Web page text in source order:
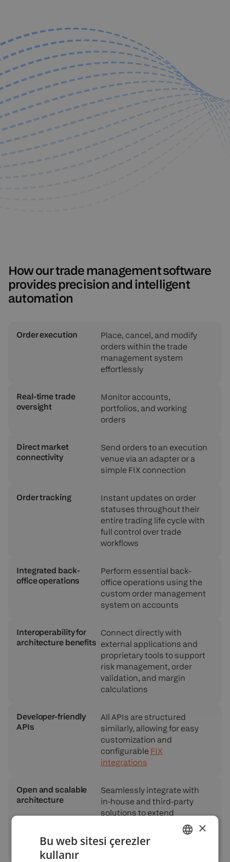
How our trade management software
provides precision and intelligent
automation
Order execution
Place, cancel, and modify
orders within the trade
management system
effortlessly
Real-time trade
oversight
Monitor accounts,
portfolios, and working
orders
Direct market
connectivity
Send orders to an execution
venue via an adapter or a
simple FIX connection
Order tracking
Instant updates on order
statuses throughout their
entire trading life cycle with
full control over trade
workflows
Integrated back-
office operations
Perform essential back-
office operations using the
custom order management
system on accounts
Interoperability for
architecture benefits
Connect directly with
external applications and
proprietary tools to support
risk management, order
validation, and margin
calculations
Developer-friendly
APIs
All APIs are structured
similarly, allowing for easy
customization and
configurable FIX
integrations
Open and scalable
architecture
Seamlessly integrate with
in-house and third-party
solutions to extend
trading, compliance, and
back-office operations
×
Bu web sitesi çerezler
kullanır